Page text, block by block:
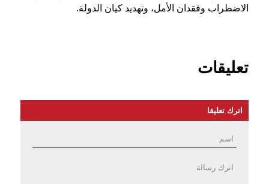
الاضطراب وفقدان الأمل، وتهديد كيان الدولة.
تعليقات
اترك تعليقا